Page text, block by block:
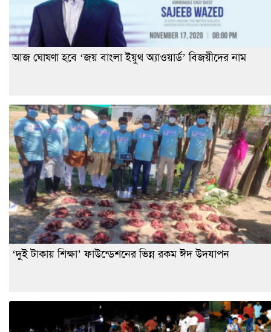
আজ ঘোষণা হবে ‘জয় বাংলা ইয়ুথ অ্যাওয়ার্ড’ বিজয়ীদের নাম
‘দুই টাকায় শিক্ষা’ ফাউন্ডেশনের ভিন্ন রকম ঈদ উদযাপন